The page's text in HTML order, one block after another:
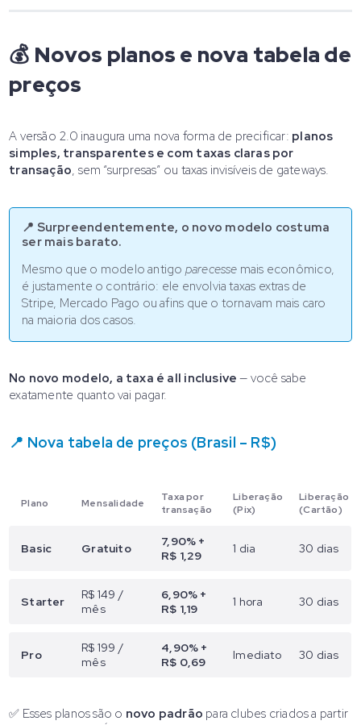
💰 Novos planos e nova tabela de
preços
A versão 2.0 inaugura uma nova forma de precificar: planos
simples, transparentes e com taxas claras por
transação, sem “surpresas” ou taxas invisíveis de gateways.
📍 Surpreendentemente, o novo modelo costuma
ser mais barato.
Mesmo que o modelo antigo parecesse mais econômico,
é justamente o contrário: ele envolvia taxas extras de
Stripe, Mercado Pago ou afins que o tornavam mais caro
na maioria dos casos.
No novo modelo, a taxa é all inclusive — você sabe
exatamente quanto vai pagar.
📍 Nova tabela de preços (Brasil – R$)
Plano Mensalidade
Taxa por
transação
Liberação
(Pix)
Liberação
(Cartão)
Basic Gratuito
7,90% +
R$ 1,29
1 dia 30 dias
Starter
R$ 149 /
mês
6,90% +
R$ 1,19
1 hora 30 dias
Pro
R$ 199 /
mês
4,90% +
R$ 0,69
Imediato 30 dias
✅ Esses planos são o novo padrão para clubes criados a partir